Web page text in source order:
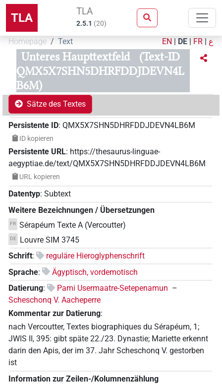
TLA TLA
2.5.1 (20)
Homepage Text EN | DE | FR | ع
Unteres Haupttextfeld
(Text-ID
QMX5X7SHN5DHRFDDJDEVN4L
B6M)
Sätze des Textes
Persistente ID: QMX5X7SHN5DHRFDDJDEVN4LB6M
ID kopieren
Persistente URL: https://thesaurus-linguae-
aegyptiae.de/text/QMX5X7SHN5DHRFDDJDEVN4LB6M
URL kopieren
Datentyp: Subtext
Weitere Bezeichnungen / Übersetzungen
FR Sérapéum Texte A (Vercoutter)
DE
Louvre SIM 3745
Schrift:
reguläre Hieroglyphenschrift
Sprache:
Ägyptisch, vordemotisch
Datierung: Pami Usermaatre-Setepenamun –
Scheschonq V. Aacheperre
Kommentar zur Datierung:
nach Vercoutter, Textes biographiques du Sérapéum, 1;
JWIS II, 395: gibt späte 22./23. Dynastie; Mariette erkennt
darin den Apis, der im 37. Jahr Scheschonq V. gestorben
ist
Information zur Zeilen-/Kolumnenzählung